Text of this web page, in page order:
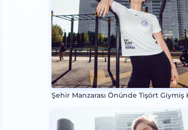
Şehir Manzarası Önünde Tişört Giymiş